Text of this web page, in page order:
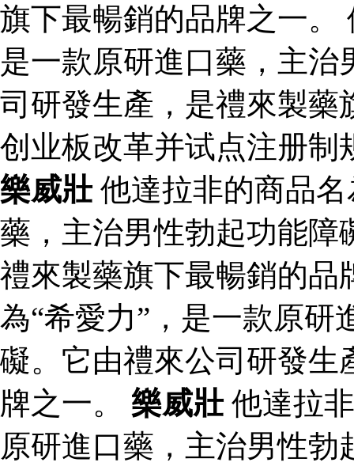
旗下最暢銷的品牌之一。
是一款原研進口藥，主
司研發生產，是禮來製藥
创业板改革并试点注册制
樂威壯他達拉非的商品名
藥，主治男性勃起功能障
禮來製藥旗下最暢銷的品
為“希愛力”，是一款原研
礙。它由禮來公司研發生
牌之一。 樂威壯他達拉
原研進口藥，主治男性